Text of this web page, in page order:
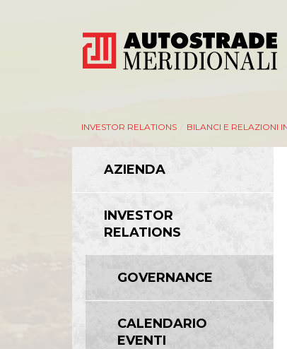
INVESTOR RELATIONS BILANCI E RELAZIONI
AZIENDA
INVESTOR
RELATIONS
GOVERNANCE
CALENDARIO
EVENTI